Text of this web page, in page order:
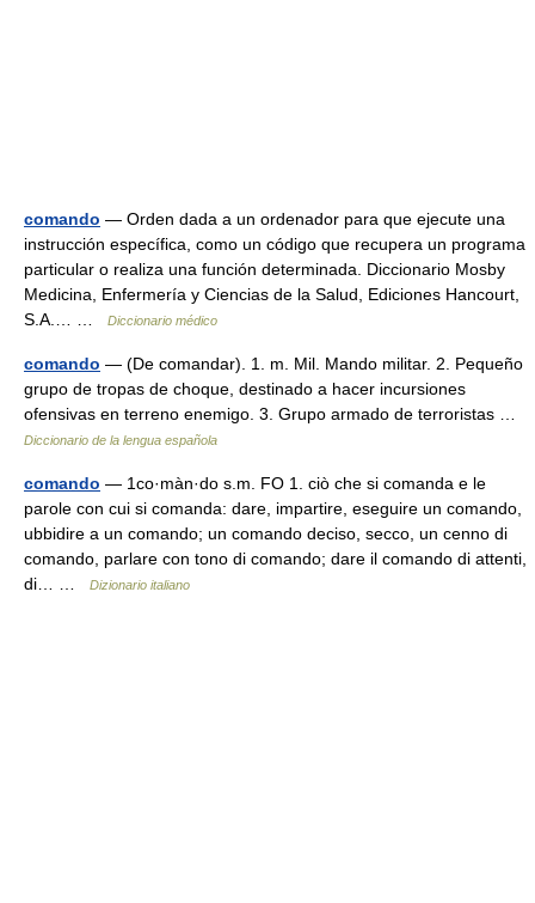
comando — Orden dada a un ordenador para que ejecute una
instrucción específica, como un código que recupera un programa
particular o realiza una función determinada. Diccionario Mosby
Medicina, Enfermería y Ciencias de la Salud, Ediciones Hancourt,
S.A.… …
Diccionario médico
comando — (De comandar). 1. m. Mil. Mando militar. 2. Pequeño
grupo de tropas de choque, destinado a hacer incursiones
ofensivas en terreno enemigo. 3. Grupo armado de terroristas …
Diccionario de la lengua española
comando — 1co·màn·do s.m. FO 1. ciò che si comanda e le
parole con cui si comanda: dare, impartire, eseguire un comando,
ubbidire a un comando; un comando deciso, secco, un cenno di
comando, parlare con tono di comando; dare il comando di attenti,
di… …
Dizionario italiano